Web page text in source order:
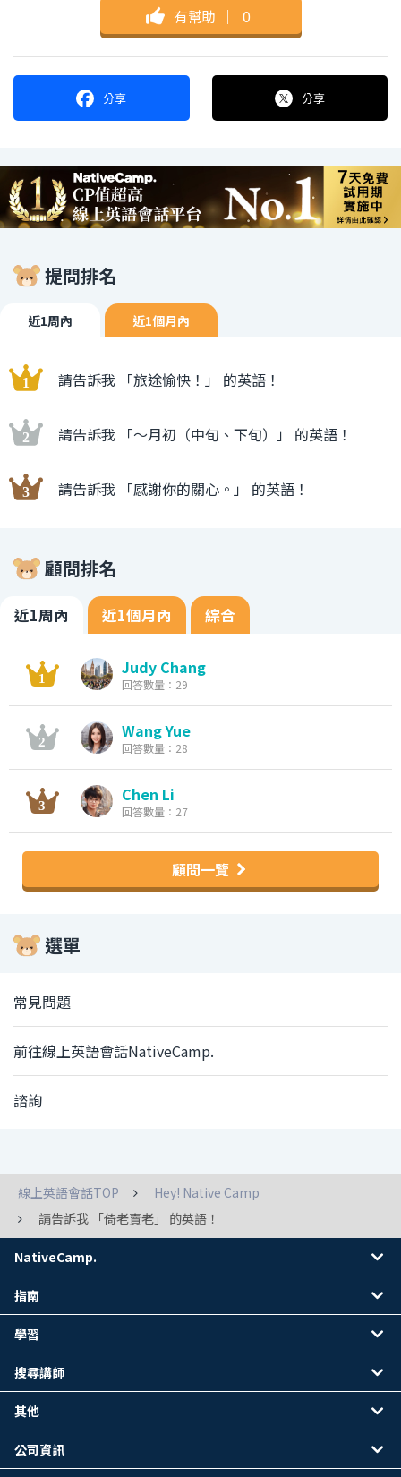
有幫助 ｜ 0
分享 分享
提問排名
近1周內 近1個月內
請告訴我 「旅途愉快！」 的英語！
請告訴我 「〜月初（中旬、下旬）」 的英語！
請告訴我 「感謝你的關心。」 的英語！
顧問排名
近1周內 近1個月內 綜合
Judy Chang
回答數量：29
Wang Yue
回答數量：28
Chen Li
回答數量：27
顧問一覽
選單
常見問題
前往線上英語會話NativeCamp.
諮詢
線上英語會話TOP
Hey! Native Camp
請告訴我 「倚老賣老」 的英語！
NativeCamp.
指南
學習
搜尋講師
其他
公司資訊